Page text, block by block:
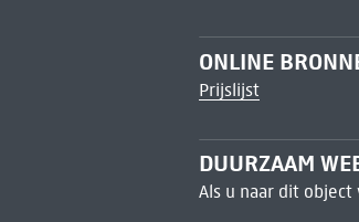
ONLINE
Prijslijst
DUURZAAM
Als u naar dit object